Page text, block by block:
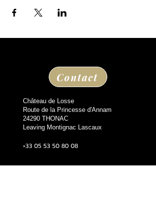
Contact
Château de Losse
Route de la Princesse d'Annam
24290 THONAC
Leaving Montignac Lascaux
+33 05 53 50 80 08